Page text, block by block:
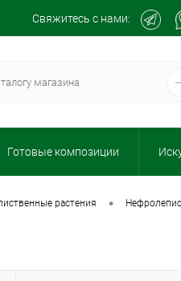
Свяжитесь с нами:
Готовые композиции
растения • нефролепис